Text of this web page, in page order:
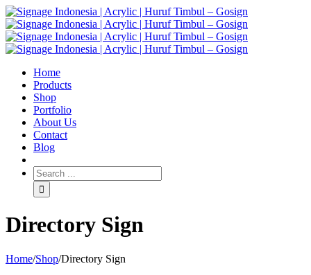
Home
Products
Shop
Portfolio
About Us
Contact
Blog
Directory Sign
Home/Shop/Directory Sign